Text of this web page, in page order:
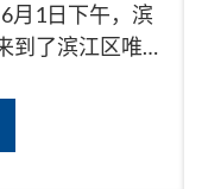
月1日下午，滨
到了滨江区唯…